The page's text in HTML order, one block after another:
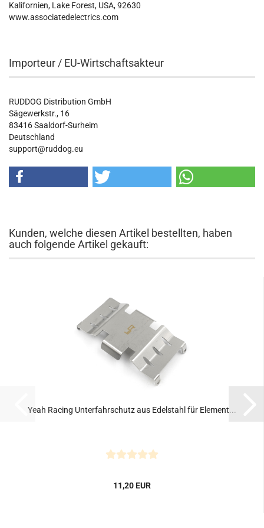
Kalifornien, Lake Forest, USA, 92630
www.associatedelectrics.com
Importeur / EU-Wirtschaftsakteur
RUDDOG Distribution GmbH
Sägewerkstr., 16
83416 Saaldorf-Surheim
Deutschland
support@ruddog.eu
Kunden, welche diesen Artikel bestellten, haben
auch folgende Artikel gekauft:
Yeah Racing Unterfahrschutz aus Edelstahl für Element...
11,20 EUR